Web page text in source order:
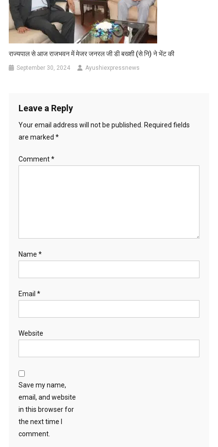
राज्यपाल से आज राजभवन में मेजर जनरल जी डी बख्शी (से नि) ने भेंट की
September 30, 2024 Ayushiexpressnews
Leave a Reply
Your email address will not be published.
Required fields
are marked *
Comment*
Name *
Email *
Website
Save my name,
email, and website
in this browser for
the next time I
comment.